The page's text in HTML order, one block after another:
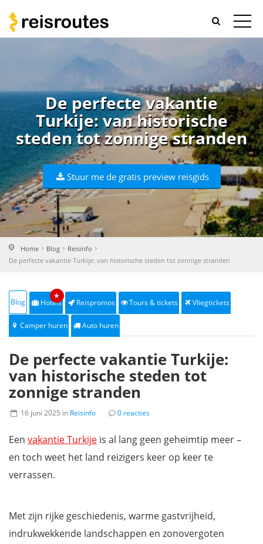
De perfecte vakantie
Turkije: van historische
steden tot zonnige stranden
Stuur me de gratis preview reisgids
Home Blog
Reisinfo
De perfecte vakantie Turkije: van historische steden tot zonnige stranden
Blog Hotels
★
Reispromos Tours & tickets Vliegtickets
Camper huren Auto huren
De perfecte vakantie Turkije:
van historische steden tot
zonnige stranden
16 juni 2025 in Reisinfo 0 reacties
Een vakantie Turkije is al lang geen geheimtip meer –
en toch weet het land reizigers keer op keer te
verrassen.
Met zijn rijke geschiedenis, warme gastvrijheid,
indrukwekkende landschappen en zonovergoten